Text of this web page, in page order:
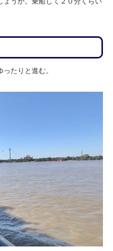
たりと進む。